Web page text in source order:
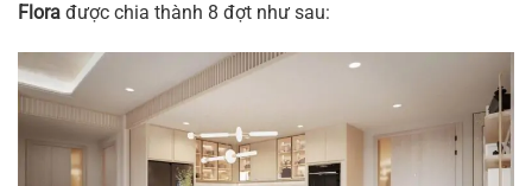
Flora được chia thành 8 đợt như sau: